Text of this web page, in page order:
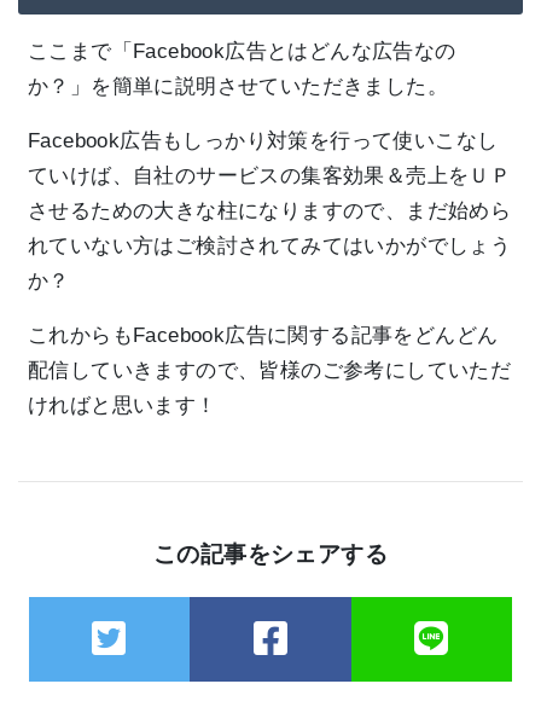
ここまで「Facebook広告とはどんな広告なの
か？」を簡単に説明させていただきました。
Facebook広告もしっかり対策を行って使いこなし
ていけば、自社のサービスの集客効果＆売上をＵＰ
させるための大きな柱になりますので、まだ始めら
れていない方はご検討されてみてはいかがでしょう
か？
これからもFacebook広告に関する記事をどんどん
配信していきますので、皆様のご参考にしていただ
ければと思います！
この記事をシェアする